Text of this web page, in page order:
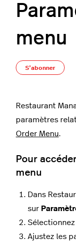
menu
S’abonner
Restaurant
paramètres
Order Menu.
Pour
menu
Dans
sur
Sélectionnez
Ajustez les